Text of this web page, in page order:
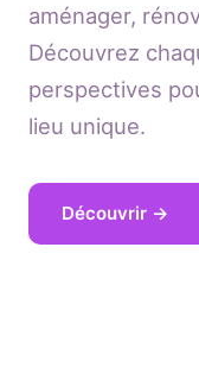
aménager,
Découvrez
perspectives
lieu unique.
Découvrir →